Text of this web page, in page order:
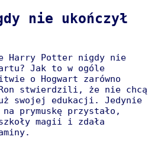
nie ukończył
Harry Potter nigdy nie
Jak to w ogóle
o Hogwart zarówno
stwierdzili, że nie chcą
swojej edukacji. Jedynie
prymuskę przystało,
magii i zdała